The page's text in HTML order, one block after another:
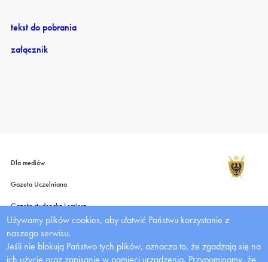
tekst do pobrania
załącznik
Dla mediów
Gazeta Uczelniana
Gazeta studencka Lemiesz
Wydawnictwo UMW
Deklaracja dostępności
Używamy plików cookies, aby ułatwić Państwu korzystanie z
naszego serwisu.
Jeśli nie blokują Państwo tych plików, oznacza to, że zgadzają się na
ich użycie oraz zapisanie w pamięci urządzenia. Przypominamy, że